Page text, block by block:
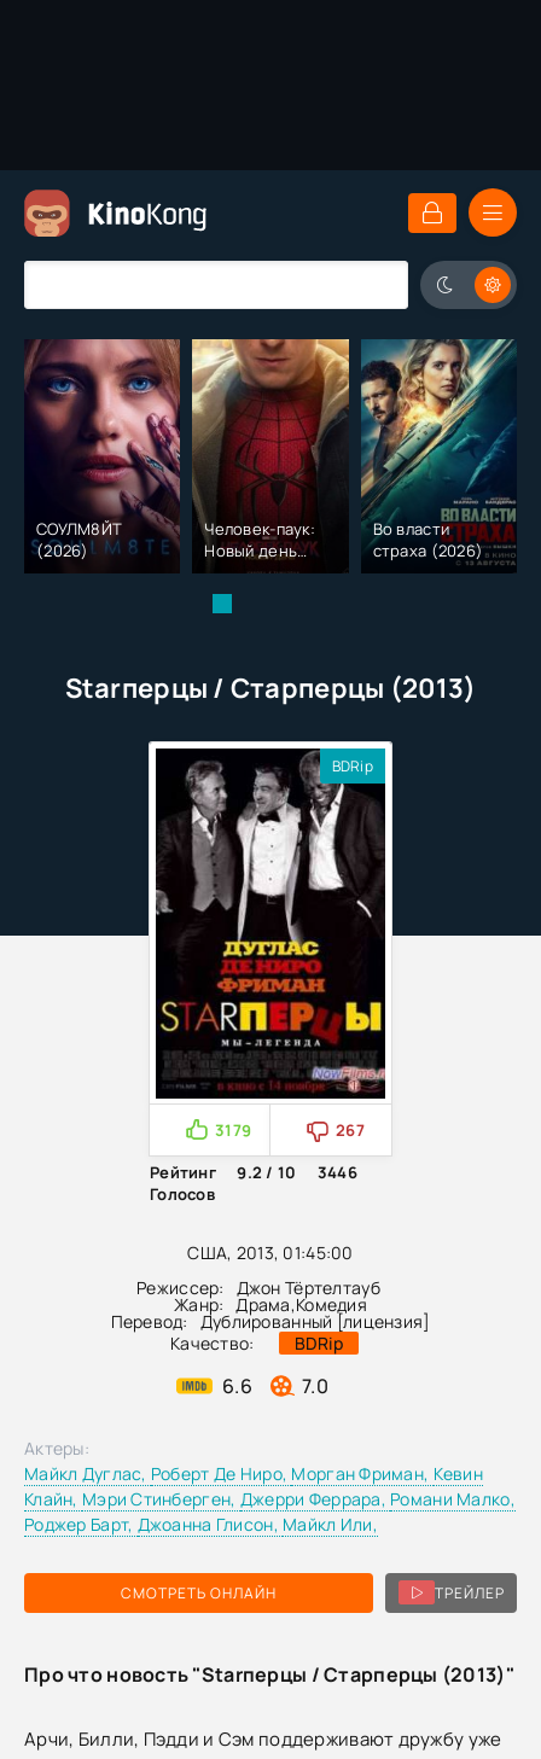
СОУЛМ8ЙТ
(2026)
Человек-паук:
Новый день
(2026)
Во власти
страха (2026)
Starперцы / Старперцы (2013)
США, 2013, 01:45:00
Режиссер:
Джон Тёртелтауб
Жанр: Драма,Комедия
Перевод:
Дублированный [лицензия]
Качество:
BDRip
6.6 7.0
BDRip
3179
267
Рейтинг
9.2 / 10
3446
Голосов
СМОТРЕТЬ ОНЛАЙН ТРЕЙЛЕР
Актеры:
Майкл Дуглас, Роберт Де Ниро, Морган Фриман, Кевин
Клайн, Мэри Стинберген, Джерри Феррара, Романи Малко,
Роджер Барт, Джоанна Глисон, Майкл Или,
Про что новость "Starперцы / Старперцы (2013)"
Арчи, Билли, Пэдди и Сэм поддерживают дружбу уже